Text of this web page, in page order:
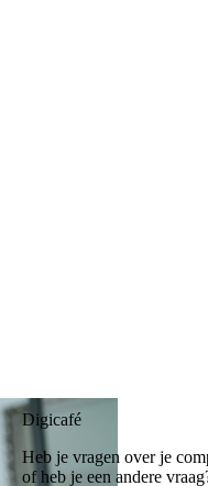
Digicafé
Heb je vragen over je
of heb je een andere